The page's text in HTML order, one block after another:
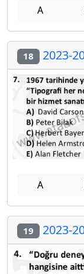
A
18 2023-
A
19 2023-